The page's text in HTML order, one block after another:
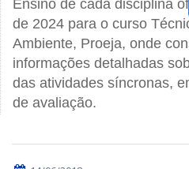
Ensino de cada disciplina
de 2024 para o curso
Ambiente, Proeja, onde
informações detalhadas
das atividades síncronas,
de avaliação.